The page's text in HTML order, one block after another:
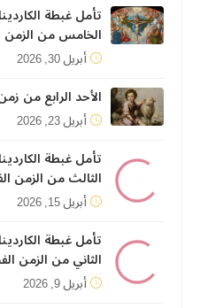
تأمل غبطة
الخامس من
أبريل 30, 2026
الأحد الرابع من
أبريل 23, 2026
تأمل غبطة
الثالث من الزمن
أبريل 15, 2026
تأمل غبطة
الثاني من الزمن
أبريل 9, 2026